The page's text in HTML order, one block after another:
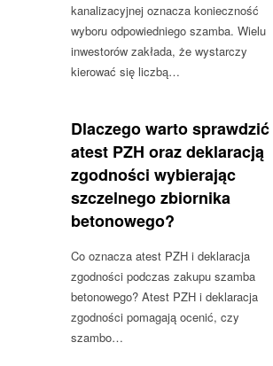
kanalizacyjnej oznacza konieczność
wyboru odpowiedniego szamba. Wielu
inwestorów zakłada, że wystarczy
kierować się liczbą…
Dlaczego warto sprawdzić
atest PZH oraz deklaracją
zgodności wybierając
szczelnego zbiornika
betonowego?
Co oznacza atest PZH i deklaracja
zgodności podczas zakupu szamba
betonowego? Atest PZH i deklaracja
zgodności pomagają ocenić, czy
szambo…